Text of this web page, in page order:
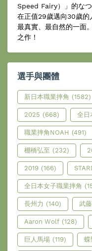
Speed Fairy）」的な
在正值29歲邁向30歲的
最真實、最自然的一面
之作！
選手與團體
新日本職業摔角 (1582)
2025 (668) 全日
職業摔角NOAH (491)
棚橋弘至 (232)
2019 (166)
全日本女子職業摔角
長州力 (140) 武
Aaron Wolf (128)
巨人馬場 (119) 蝶